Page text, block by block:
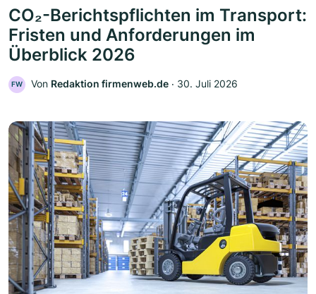
CO₂-Berichtspflichten im Transport:
Fristen und Anforderungen im
Überblick 2026
FW Von Redaktion firmenweb.de ‧ 30. Juli 2026